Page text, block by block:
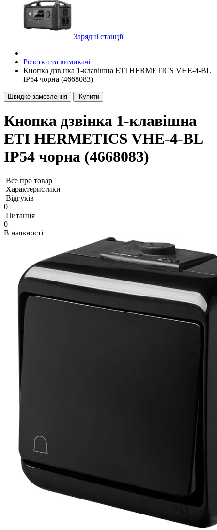
Зарядні станції
Розетки та вимикачі
Кнопка дзвінка 1-клавішна ETI HERMETICS VHE-4-BL
IP54 чорна (4668083)
Швидке замовлення Купити
Кнопка дзвінка 1-клавішна
ETI HERMETICS VHE-4-BL
IP54 чорна (4668083)
Все про товар
Характеристики
Відгуків
0
Питання
0
В наявності